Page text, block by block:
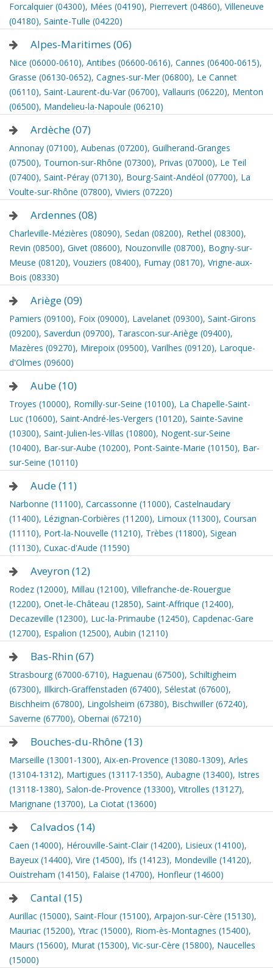
Forcalquier (04300), Mées (04190), Pierrevert (04860), Villeneuve
(04180), Sainte-Tulle (04220)
Alpes-Maritimes (06)
Nice (06000-0610), Antibes (06600-0616), Cannes (06400-0615),
Grasse (06130-0652), Cagnes-sur-Mer (06800), Le Cannet
(06110), Saint-Laurent-du-Var (06700), Vallauris (06220), Menton
(06500), Mandelieu-la-Napoule (06210)
Ardèche (07)
Annonay (07100), Aubenas (07200), Guilherand-Granges
(07500), Tournon-sur-Rhône (07300), Privas (07000), Le Teil
(07400), Saint-Péray (07130), Bourg-Saint-Andéol (07700), La
Voulte-sur-Rhône (07800), Viviers (07220)
Ardennes (08)
Charleville-Mézières (08090), Sedan (08200), Rethel (08300),
Revin (08500), Givet (08600), Nouzonville (08700), Bogny-sur-
Meuse (08120), Vouziers (08400), Fumay (08170), Vrigne-aux-
Bois (08330)
Ariège (09)
Pamiers (09100), Foix (09000), Lavelanet (09300), Saint-Girons
(09200), Saverdun (09700), Tarascon-sur-Ariège (09400),
Mazères (09270), Mirepoix (09500), Varilhes (09120), Laroque-
d'Olmes (09600)
Aube (10)
Troyes (10000), Romilly-sur-Seine (10100), La Chapelle-Saint-
Luc (10600), Saint-André-les-Vergers (10120), Sainte-Savine
(10300), Saint-Julien-les-Villas (10800), Nogent-sur-Seine
(10400), Bar-sur-Aube (10200), Pont-Sainte-Marie (10150), Bar-
sur-Seine (10110)
Aude (11)
Narbonne (11100), Carcassonne (11000), Castelnaudary
(11400), Lézignan-Corbières (11200), Limoux (11300), Coursan
(11110), Port-la-Nouvelle (11210), Trèbes (11800), Sigean
(11130), Cuxac-d'Aude (11590)
Aveyron (12)
Rodez (12000), Millau (12100), Villefranche-de-Rouergue
(12200), Onet-le-Château (12850), Saint-Affrique (12400),
Decazeville (12300), Luc-la-Primaube (12450), Capdenac-Gare
(12700), Espalion (12500), Aubin (12110)
Bas-Rhin (67)
Strasbourg (67000-6710), Haguenau (67500), Schiltigheim
(67300), Illkirch-Graffenstaden (67400), Sélestat (67600),
Bischheim (67800), Lingolsheim (67380), Bischwiller (67240),
Saverne (67700), Obernai (67210)
Bouches-du-Rhône (13)
Marseille (13001-1300), Aix-en-Provence (13080-1309), Arles
(13104-1312), Martigues (13117-1350), Aubagne (13400), Istres
(13118-1380), Salon-de-Provence (13300), Vitrolles (13127),
Marignane (13700), La Ciotat (13600)
Calvados (14)
Caen (14000), Hérouville-Saint-Clair (14200), Lisieux (14100),
Bayeux (14400), Vire (14500), Ifs (14123), Mondeville (14120),
Ouistreham (14150), Falaise (14700), Honfleur (14600)
Cantal (15)
Aurillac (15000), Saint-Flour (15100), Arpajon-sur-Cère (15130),
Mauriac (15200), Ytrac (15000), Riom-ès-Montagnes (15400),
Maurs (15600), Murat (15300), Vic-sur-Cère (15800), Naucelles
(15000)